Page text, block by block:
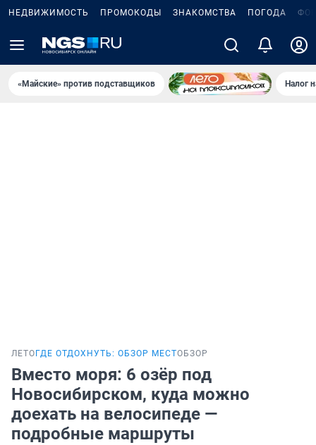
НЕДВИЖИМОСТЬ ПРОМОКОДЫ ЗНАКОМСТВА ПОГОДА
«Майские» против подставщиков Налог
ЛЕТО ГДЕ ОТДОХНУТЬ: ОБЗОР МЕСТОБЗОР
Вместо моря: 6 озёр под
Новосибирском, куда можно
доехать на велосипеде —
подробные маршруты